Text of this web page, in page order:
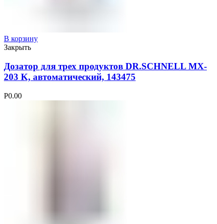
В корзину
Закрыть
Дозатор для трех продуктов DR.SCHNELL MX-
203 K, автоматический, 143475
Р0.00